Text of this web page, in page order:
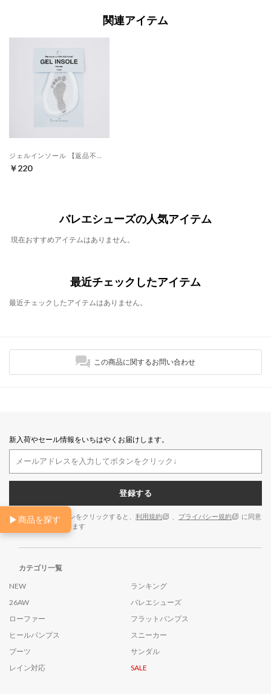
▶商品を探す
関連アイテム
￥220
バレエシューズの人気アイテム
現在おすすめアイテムはありません。
最近チェックしたアイテム
最近チェックしたアイテムはありません。
この商品に関するお問い合わせ
新入荷やセール情報をいちはやくお届けします。
登録する
※「登録する」ボタンをクリックすると、 利用規約 プライバシー規約
に同意
したものとみなします
カテゴリ一覧
NEW
ランキング
26AW
バレエシューズ
ローファー
フラットパンプス
ヒールパンプス
スニーカー
ブーツ
サンダル
レイン対応
SALE